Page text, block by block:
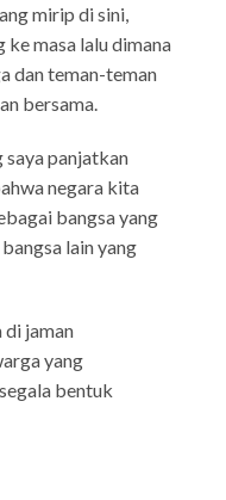
mirip di sini,
masa lalu dimana
dan teman-teman
bersama.
saya panjatkan
negara kita
bangsa yang
lain yang
di jaman
yang
bentuk